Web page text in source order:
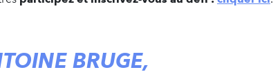
BRUGE,